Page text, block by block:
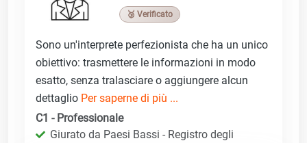
🥉 Verificato
Sono un'interprete perfezionista che ha un unico
obiettivo: trasmettere le informazioni in modo
esatto, senza tralasciare o aggiungere alcun
dettaglio Per saperne di più ...
C1 - Professionale
Giurato da Paesi Bassi - Registro degli